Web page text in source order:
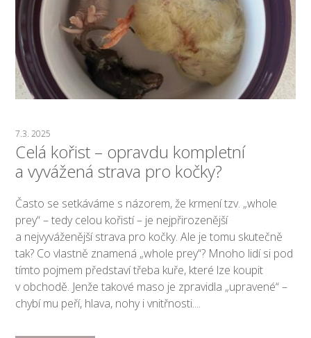
7.3. 2025
Celá kořist – opravdu kompletní
a vyvážená strava pro kočky?
Často se setkáváme s názorem, že krmení tzv. „whole
prey“ – tedy celou kořistí – je nejpřirozenější
a nejvyváženější strava pro kočky. Ale je tomu skutečně
tak? Co vlastně znamená „whole prey“? Mnoho lidí si pod
tímto pojmem představí třeba kuře, které lze koupit
v obchodě. Jenže takové maso je zpravidla „upravené“ –
chybí mu peří, hlava, nohy i vnitřnosti....